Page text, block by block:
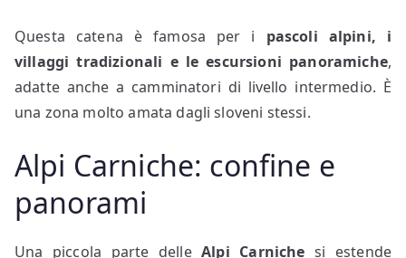
Questa catena è famosa per i pascoli alpini, i
villaggi tradizionali e le escursioni panoramiche,
adatte anche a camminatori di livello intermedio. È
una zona molto amata dagli sloveni stessi.
Alpi Carniche: confine e
panorami
Una piccola parte delleAlpi Carniche si estende